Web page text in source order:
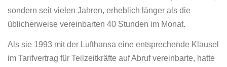
sondern seit vielen Jahren, erheblich länger als die
üblicherweise vereinbarten 40 Stunden im Monat.
Als sie 1993 mit der Lufthansa eine entsprechende Klausel
im Tarifvertrag für Teilzeitkräfte auf Abruf vereinbarte, hatte